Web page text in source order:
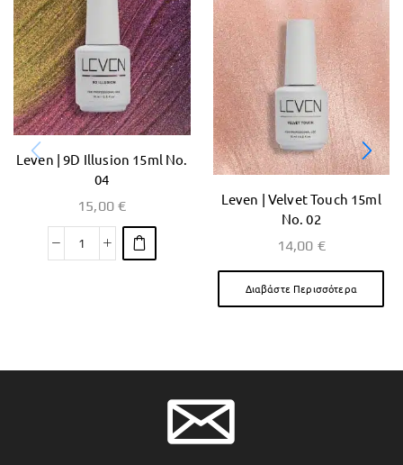
Leven | 9D Illusion 15ml No.
04
15,00€
Leven | Velvet Touch 15ml
No. 02
14,00 €
Διαβάστε Περισσότερα